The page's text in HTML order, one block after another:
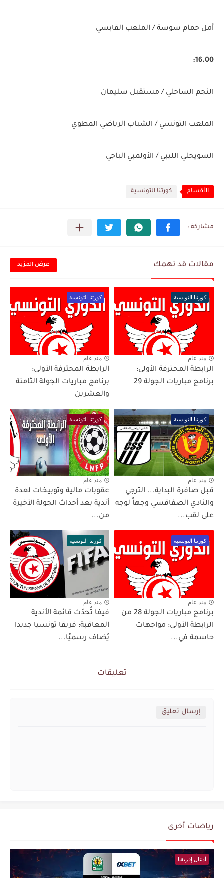
أمل حمام سوسة / الملعب القابسي
16.00:
النجم الساحلي / مستقبل سليمان
الملعب التونسي / الشباب الرياضي المطوي
السويحلي الليبي / الأولمبي الباجي
الأقسام كورتنا التونسية
مقالات قد تهمك عرض المزيد
كورتنا التونسية
منذ عام
الرابطة المحترفة الأولى:
برنامج مباريات الجولة 29
كورتنا التونسية
منذ عام
الرابطة المحترفة الأولى:
برنامج مباريات الجولة الثامنة
والعشرين
كورتنا التونسية
منذ عام
قبل صافرة البداية... الترجي
والنادي الصفاقسي وجهاً لوجه
على لقب...
كورتنا التونسية
منذ عام
عقوبات مالية وتوبيخات لعدة
أندية بعد أحداث الجولة الأخيرة
من...
كورتنا التونسية
منذ عام
برنامج مباريات الجولة 28 من
الرابطة الأولى: مواجهات
حاسمة في...
كورتنا التونسية
منذ عام
فيفا تُحدّث قائمة الأندية
المعاقبة: فريقا تونسيا جديدا
يُضاف رسميًا...
تعليقات
إرسال تعليق
رياضات أخرى
أدغال إفريقيا